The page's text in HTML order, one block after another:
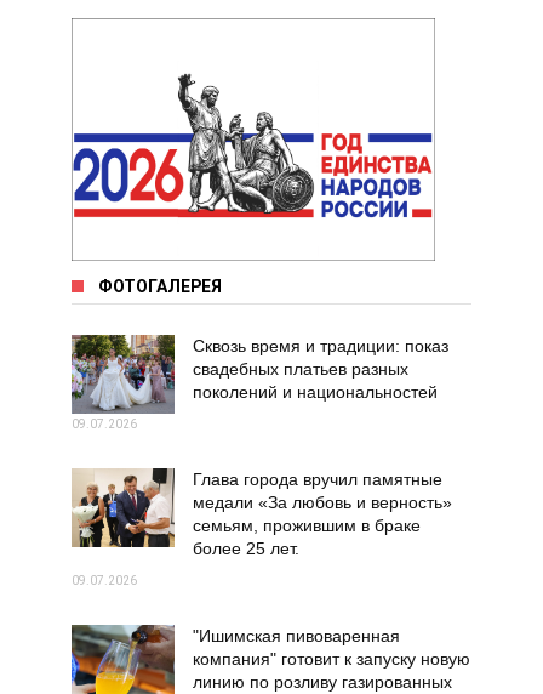
ФОТОГАЛЕРЕЯ
Сквозь время и традиции: показ
свадебных платьев разных
поколений и национальностей
09.07.2026
Глава города вручил памятные
медали «За любовь и верность»
семьям, прожившим в браке
более 25 лет.
09.07.2026
"Ишимская пивоваренная
компания" готовит к запуску новую
линию по розливу газированных